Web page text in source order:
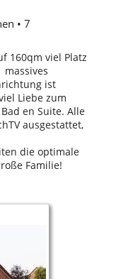
• 7
160qm viel Platz
massives
ist
Liebe zum
en Suite. Alle
ausgestattet,
die optimale
Familie!